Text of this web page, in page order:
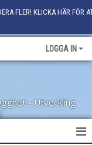
FLER! KLICKA HÄR FÖR
LOGGA IN
- Utveckling